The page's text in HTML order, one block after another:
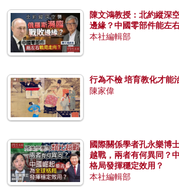
陳文鴻教授：北約縱深
邊緣？中國零部件能左
本社編輯部
行為不檢 培育教化才能
陳家偉
國際關係學者孔永樂博
越戰，兩者有何異同？
格局發揮穩定效用？
本社編輯部